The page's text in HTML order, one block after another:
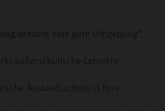
braucht eine gute Umgebung“
außerschulische Lernorte
Auslandsschule in Kyiv